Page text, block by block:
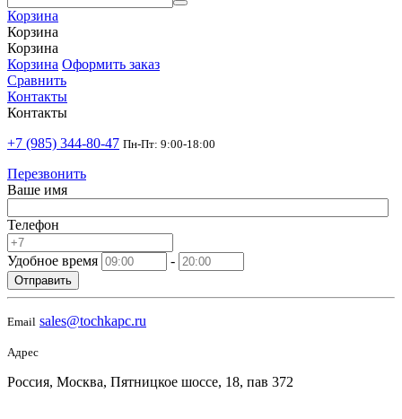
Корзина
Корзина
Корзина
Корзина Оформить заказ
Сравнить
Контакты
Контакты
+7 (985) 344-80-47 Пн-Пт: 9:00-18:00
Перезвонить
Ваше имя
Телефон
Удобное время -
Отправить
Email sales@tochkapc.ru
Адрес
Россия, Москва, Пятницкое шоссе, 18, пав 372